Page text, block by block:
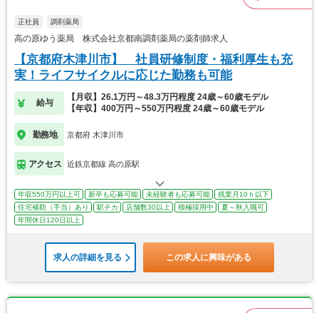
正社員 調剤薬局
高の原ゆう薬局 株式会社京都南調剤薬局の薬剤師求人
【京都府木津川市】 社員研修制度・福利厚生も充
実！ライフサイクルに応じた勤務も可能
給与
【月収】26.1万円～48.3万円程度 24歳～60歳モデル
【年収】400万円～550万円程度 24歳～60歳モデル
勤務地 京都府 木津川市
アクセス 近鉄京都線 高の原駅
年収550万円以上可 新卒も応募可能 未経験者も応募可能
残業月10ｈ以下
住宅補助（手当）あり
駅チカ 店舗数30以上 積極採用中
夏～秋入職可
年間休日120日以上
求人の詳細を見る この求人に興味がある